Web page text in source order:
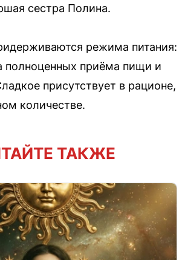
сестра Полина.
режима питания:
полноценных приёма пищи и
присутствует в рационе,
количестве.
ТАКЖЕ